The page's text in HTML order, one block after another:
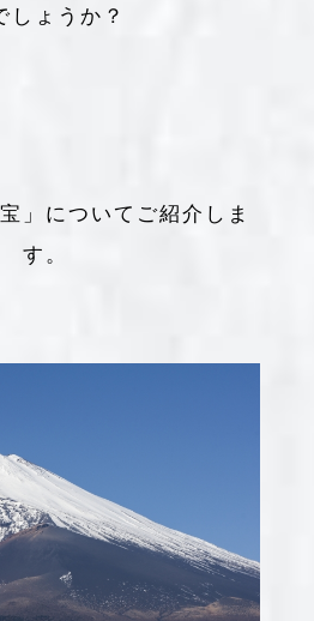
しょうか？
」についてご紹介しま
す。